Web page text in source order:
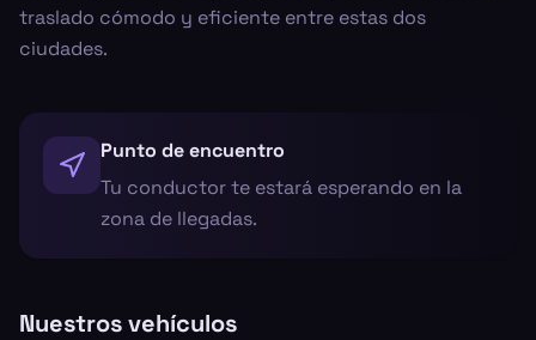
traslado cómodo y eficiente entre estas dos
ciudades.
Punto de encuentro
Tu conductor te estará esperando en la
zona de llegadas.
Nuestros vehículos